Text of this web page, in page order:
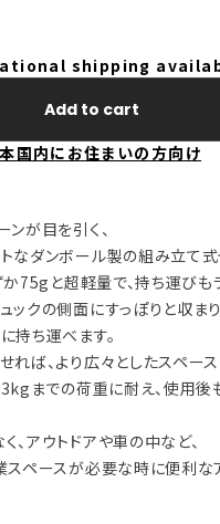
shipping
Add to cart
国内にお住まいの方向け
ンが目を引く、
なダンボール製の組み立て式
75gと超軽量で、持ち運びも
ックの側面にすっぽりと収まり
持ち運べます。
ば、より広々としたスペース
までの荷重に耐え、使用後
、アウトドアや車の中など、
スペースが必要な時に便利な